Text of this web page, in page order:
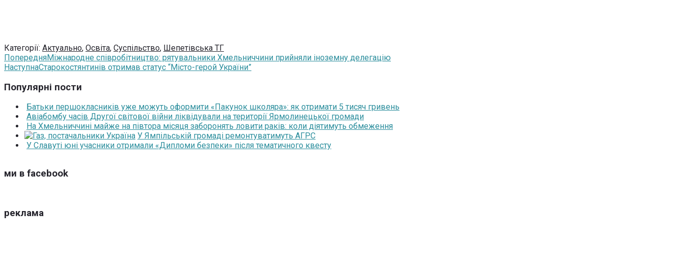
Категорії: Актуально, Освіта, Суспільство, Шепетівська ТГ
ПопередняМіжнародне співробітництво: рятувальники Хмельниччини прийняли іноземну делегацію
НаступнаСтарокостянтинів отримав статус “Місто-герой України”
Популярні пости
Батьки першокласників уже можуть оформити «Пакунок школяра»: як отримати 5 тисяч гривень
Авіабомбу часів Другої світової війни ліквідували на території Ярмолинецької громади
На Хмельниччині майже на півтора місяця заборонять ловити раків: коли діятимуть обмеження
У Ямпільській громаді ремонтуватимуть АГРС
У Славуті юні учасники отримали «Дипломи безпеки» після тематичного квесту
ми в facebook
реклама